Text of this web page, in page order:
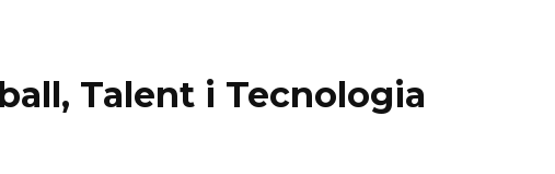
Talent i Tecnologia